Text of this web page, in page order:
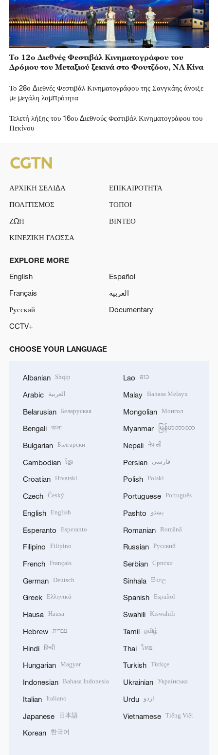
Το 12ο Διεθνές Φεστιβάλ Κινηματογράφου του
Δρόμου του Μεταξιού ξεκινά στο Φουτζόου, ΝΑ Κίνα
Το 28ο Διεθνές Φεστιβάλ Κινηματογράφου της Σανγκάης άνοιξε
με μεγάλη λαμπρότητα
Τελετή λήξης του 16ου Διεθνούς Φεστιβάλ Κινηματογράφου του
Πεκίνου
ΑΡΧΙΚΗ ΣΕΛΙΔΑ
ΕΠΙΚΑΙΡΟΤΗΤΑ
ΠΟΛΙΤΙΣΜΟΣ
ΤΟΠΟΙ
ΖΩΗ
ΒΙΝΤΕΟ
ΚΙΝΕΖΙΚΗ ΓΛΩΣΣΑ
EXPLORE MORE
English
Español
Français
العربية
Русский
Documentary
CCTV+
CHOOSE YOUR LANGUAGE
Albanian Shqip
Arabic العربية
Belarusian Беларуская
Bengali বাংলা
Bulgarian Български
Cambodian ខ្មែរ
Croatian Hrvatski
Czech Český
English English
Esperanto Esperanto
Filipino Filipino
French Français
German Deutsch
Greek Ελληνικά
Hausa Hausa
Hebrew עברית
Hindi हिन्दी
Hungarian Magyar
Indonesian Bahasa Indonesia
Italian Italiano
Japanese 日本語
Korean 한국어
Lao ລາວ
Malay Bahasa Melayu
Mongolian Монгол
Myanmar မြန်မာဘာသာ
Nepali नेपाली
Persian فارسی
Polish Polski
Portuguese Português
Pashto پښتو
Romanian Română
Russian Русский
Serbian Српски
Sinhala සිංහල
Spanish Español
Swahili Kiswahili
Tamil தமிழ்
Thai ไทย
Turkish Türkçe
Ukrainian Українська
Urdu اردو
Vietnamese Tiếng Việt